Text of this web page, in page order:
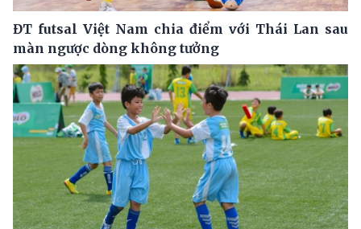
ĐT futsal Việt Nam chia điểm với Thái Lan sau
màn ngược dòng không tưởng